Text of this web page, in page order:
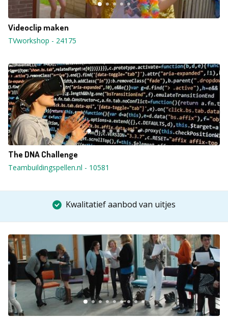
Videoclip maken
TVworkshop - 24175
The DNA Challenge
Teambuildingspellen.nl - 10581
Kwalitatief aanbod van uitjes